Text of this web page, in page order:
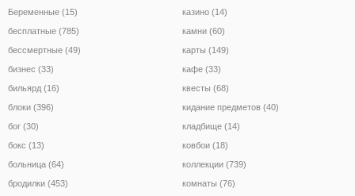
Беременные (15)
бесплатные (785)
бессмертные (49)
бизнес (33)
бильярд (16)
блоки (396)
бог (30)
бокс (13)
больница (64)
бродилки (453)
казино (14)
камни (60)
карты (149)
кафе (33)
квесты (68)
кидание предметов (40)
кладбище (14)
ковбои (18)
коллекции (739)
комнаты (76)